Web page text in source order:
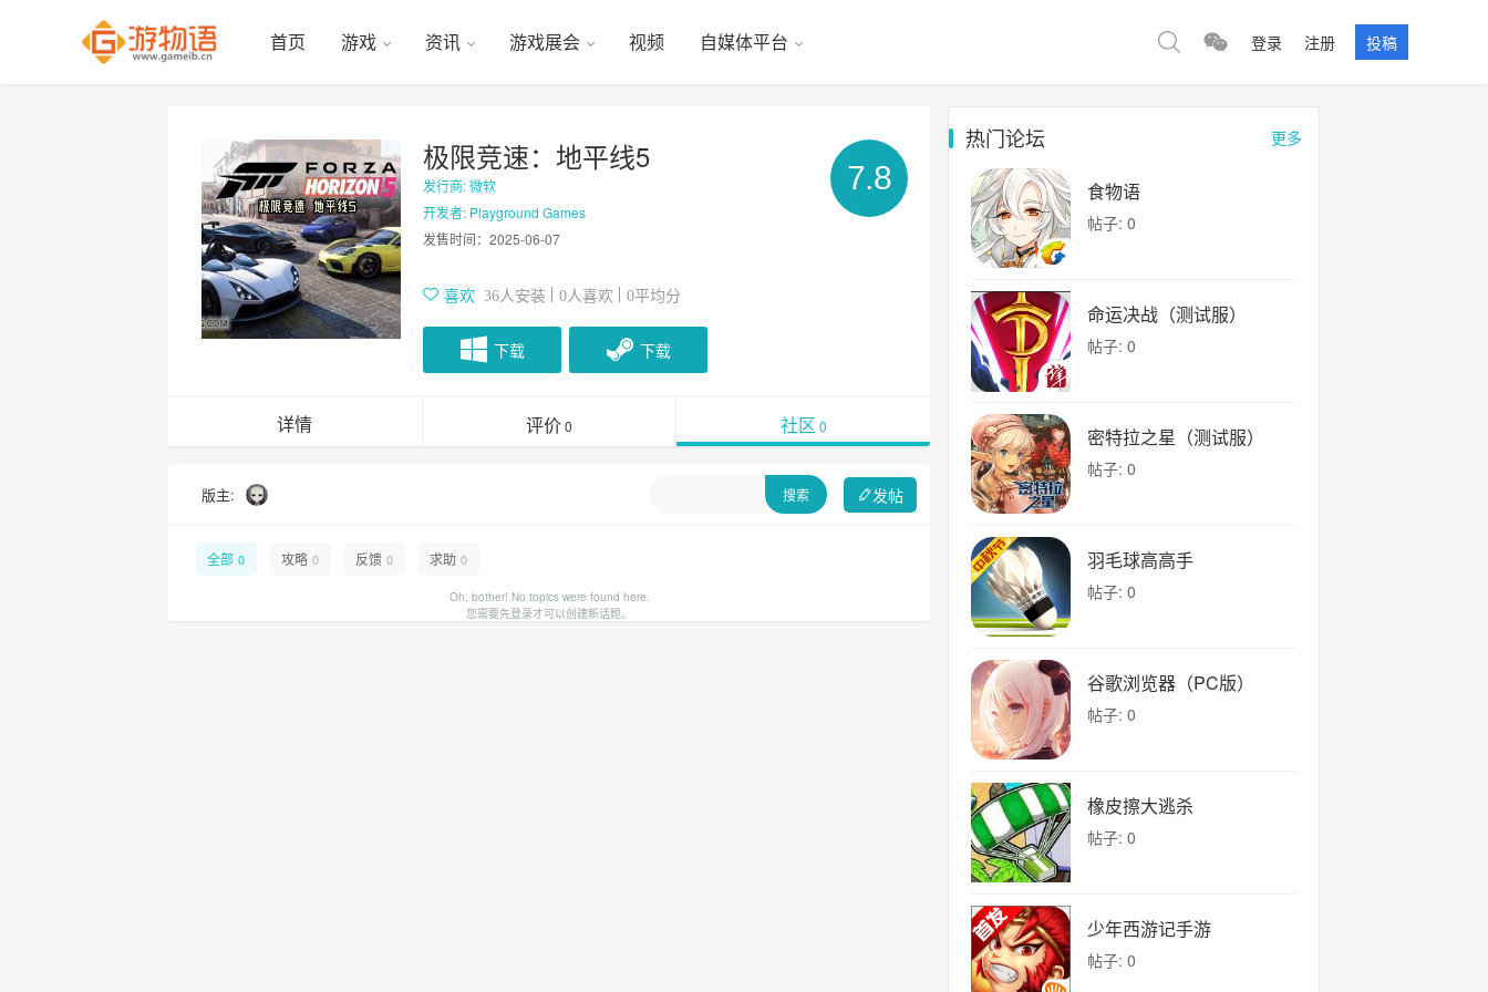
首页 游戏 资讯 游戏展会 视频 自媒体平台 登录 注册 投稿
7.8
极限竞速：地平线5
发行商: 微软
开发者: Playground Games
发售时间： 2025-06-07
喜欢 36人安装 0人喜欢 0平均分
下载 下载
详情 评价0 社区 0
版主: 发帖
全部 0 攻略 0 反馈 0 求助 0
Oh, bother! No topics were found here.
您需要先登录才可以创建新话题。
更多
热门论坛
食物语
帖子: 0
命运决战（测试服）
帖子: 0
密特拉之星（测试服）
帖子: 0
羽毛球高高手
帖子: 0
谷歌浏览器（PC版）
帖子: 0
橡皮擦大逃杀
帖子: 0
少年西游记手游
帖子: 0